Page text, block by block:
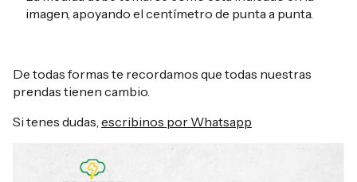
imagen, apoyando el centímetro de punta a punta.
De todas formas te recordamos que todas nuestras
prendas tienen cambio.
Si tenes dudas, escribinos por Whatsapp